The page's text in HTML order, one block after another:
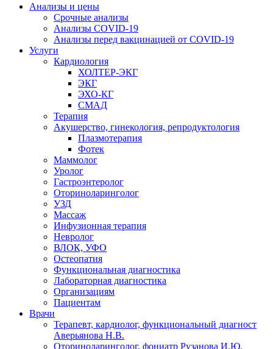
Анализы и цены
Срочные анализы
Анализы COVID-19
Анализы перед вакцинацией от COVID-19
Услуги
Кардиология
ХОЛТЕР-ЭКГ
ЭКГ
ЭХО-КГ
СМАД
Терапия
Акушерство, гинекология, репродуктология
Плазмотерапия
Фотек
Маммолог
Уролог
Гастроэнтеролог
Оториноларинголог
УЗД
Массаж
Инфузионная терапия
Невролог
ВЛОК, УФО
Остеопатия
Функциональная диагностика
Лабораторная диагностика
Организациям
Пациентам
Врачи
Терапевт, кардиолог, функциональный диагност
Аверьянова Н.В.
Оториноларинголог, фониатр Рузанова И.Ю.